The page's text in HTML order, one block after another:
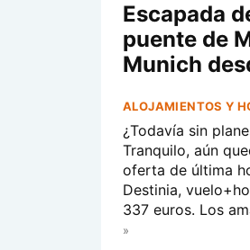
Escapada
puente de
Munich
ALOJAMIENTOS Y
¿Todavía sin
Tranquilo, aún
oferta de última
Destinia,
337 euros. Los
»